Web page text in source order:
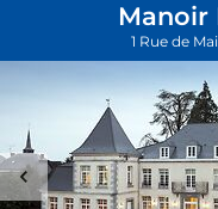
Manoir
1 Rue de